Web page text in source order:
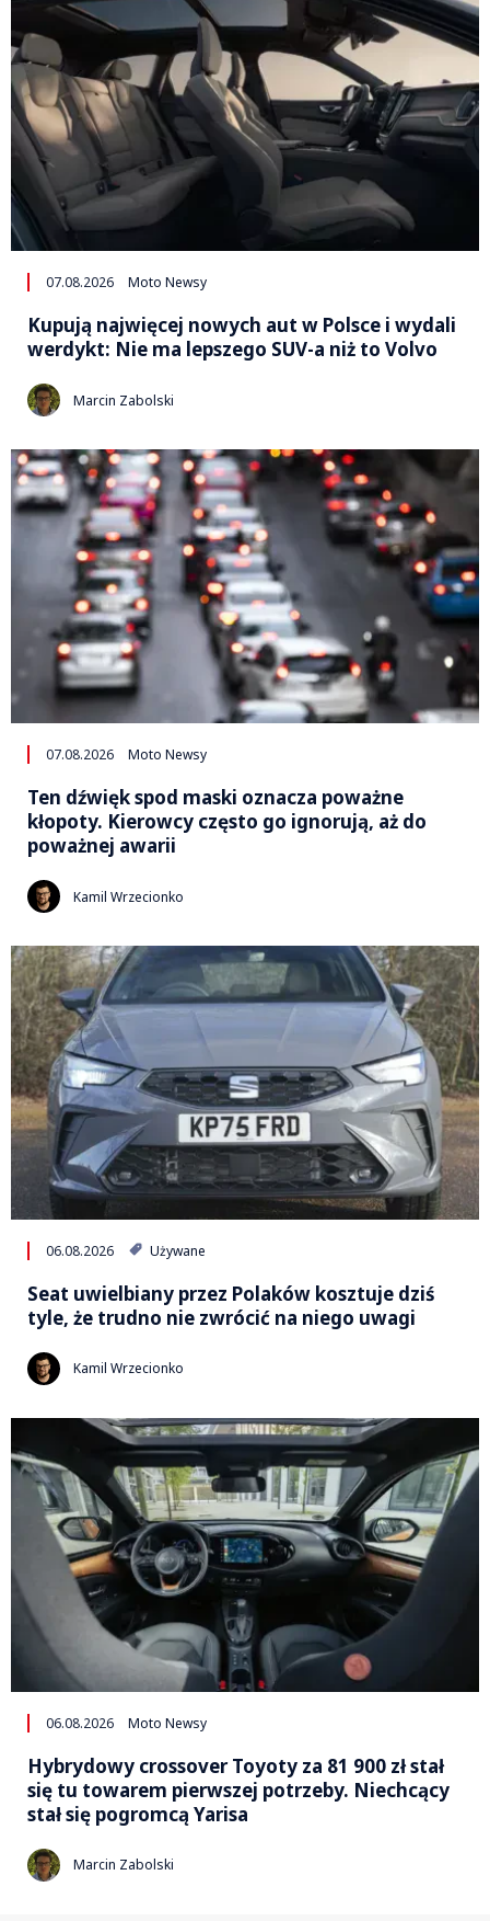
07.08.2026 Moto Newsy
Kupują najwięcej nowych aut w Polsce i wydali
werdykt: Nie ma lepszego SUV-a niż to Volvo
Marcin Zabolski
07.08.2026 Moto Newsy
Ten dźwięk spod maski oznacza poważne
kłopoty. Kierowcy często go ignorują, aż do
poważnej awarii
Kamil Wrzecionko
06.08.2026 Używane
Seat uwielbiany przez Polaków kosztuje dziś
tyle, że trudno nie zwrócić na niego uwagi
Kamil Wrzecionko
06.08.2026 Moto Newsy
Hybrydowy crossover Toyoty za 81 900 zł stał
się tu towarem pierwszej potrzeby. Niechcący
stał się pogromcą Yarisa
Marcin Zabolski